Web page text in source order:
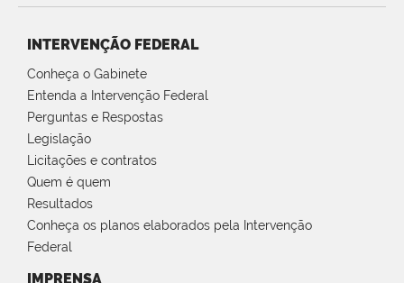
INTERVENÇÃO FEDERAL
Conheça o Gabinete
Entenda a Intervenção Federal
Perguntas e Respostas
Legislação
Licitações e contratos
Quem é quem
Resultados
Conheça os planos elaborados pela Intervenção
Federal
IMPRENSA